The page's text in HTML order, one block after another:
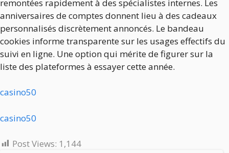
remontées rapidement à des spécialistes internes. Les
anniversaires de comptes donnent lieu à des cadeaux
personnalisés discrètement annoncés. Le bandeau
cookies informe transparente sur les usages effectifs du
suivi en ligne. Une option qui mérite de figurer sur la
liste des plateformes à essayer cette année.
casino50
casino50
Post Views: 1,144